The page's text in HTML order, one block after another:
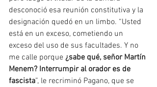
desconoció esa reunión constitutiva y la
designación quedó en un limbo. “Usted
está en un exceso, cometiendo un
exceso del uso de sus facultades. Y no
me calle porque ¿sabe qué, señor Martín
Menem? Interrumpir al orador es de
fascista”, le recriminó Pagano, que se